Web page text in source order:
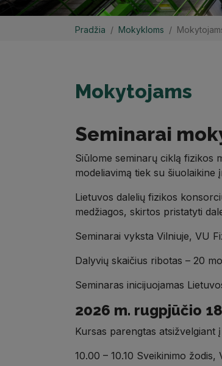
Pradžia Mokykloms
Mokytojams
Seminarai
Siūlome seminarų ciklą fizikos
modeliavimą tiek su
Lietuvos dalelių fizikos
medžiagos, skirtos pristatyti
Seminarai vyksta Vilniuje, VU
Dalyvių skaičius ribotas – 20
Seminaras inicijuojamas
2026 m. rugpjūčio
Kursas parengtas atsižvelgiant
10.00 – 10.10 Sveikinimo